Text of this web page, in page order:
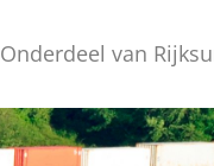
Onderdeel van